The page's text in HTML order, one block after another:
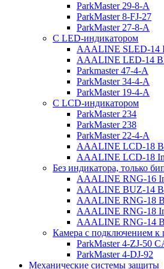
ParkMaster 29-8-A
ParkMaster 8-FJ-27
ParkMaster 27-8-A
С LED-индикатором
AAALINE SLED-14
AAALINE LED-14
Parkmaster 47-4-A
ParkMaster 34-4-A
ParkMaster 19-4-A
С LCD-индикатором
ParkMaster 234
ParkMaster 238
ParkMaster 22-4-A
AAALINE LCD-18
AAALINE LCD-18
Без индикатора, только
AAALINE RNG-16
AAALINE BUZ-14
AAALINE RNG-18
AAALINE RNG-18
AAALINE RNG-14
Камера с подключением к
ParkMaster 4-ZJ-50
ParkMaster 4-DJ-92
Механические системы защиты